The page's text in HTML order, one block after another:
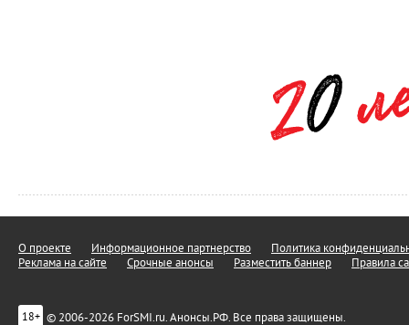
О проекте Информационное партнерство
Политика
Реклама на сайте
Срочные анонсы Разместить баннер Правила
18+ © 2006-2026 ForSMI.ru. Анонсы.РФ. Все права защищены.